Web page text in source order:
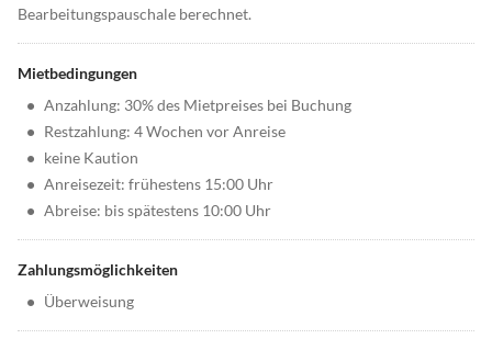
Bearbeitungspauschale berechnet.
Mietbedingungen
• Anzahlung: 30% des Mietpreises bei Buchung
• Restzahlung: 4 Wochen vor Anreise
• keine Kaution
• Anreisezeit: frühestens 15:00 Uhr
• Abreise: bis spätestens 10:00 Uhr
Zahlungsmöglichkeiten
• Überweisung